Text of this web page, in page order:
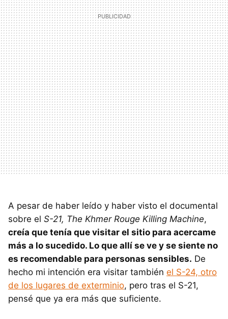
A pesar de haber leído y haber visto el documental
sobre el S-21, The Khmer Rouge Killing Machine,
creía que tenía que visitar el sitio para acercame
más a lo sucedido. Lo que allí se ve y se siente no
es recomendable para personas sensibles. De
hecho mi intención era visitar también el S-24, otro
de los lugares de exterminio, pero tras el S-21,
pensé que ya era más que suficiente.